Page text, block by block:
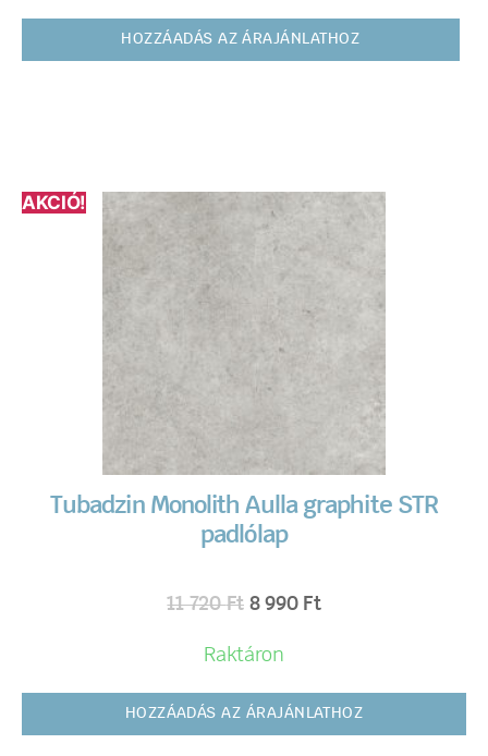
HOZZÁADÁS AZ ÁRAJÁNLATHOZ
AKCIÓ!
Tubadzin Monolith Aulla graphite STR
padlólap
11 720Ft 8 990 Ft
Raktáron
HOZZÁADÁS AZ ÁRAJÁNLATHOZ